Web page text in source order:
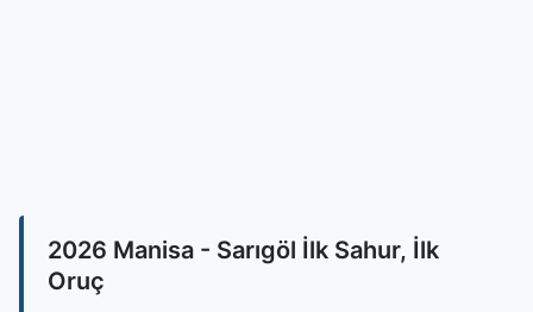
2026 Manisa - Sarıgöl İlk Sahur, İlk
Oruç